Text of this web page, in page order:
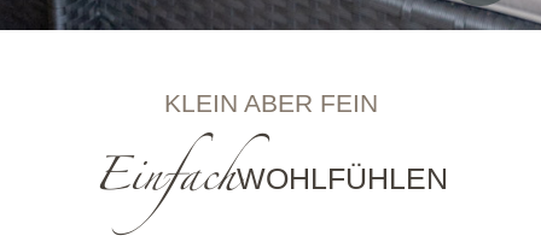
KLEIN ABER FEIN
EinfachWOHLFÜHLEN